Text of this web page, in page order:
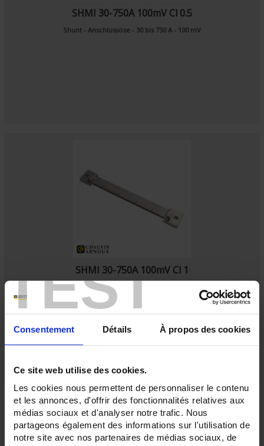
TEST
Consentement Détails À propos des cookies
Ce site web utilise des cookies.
Les cookies nous permettent de personnaliser le contenu
et les annonces, d'offrir des fonctionnalités relatives aux
médias sociaux et d'analyser notre trafic. Nous
partageons également des informations sur l'utilisation de
notre site avec nos partenaires de médias sociaux, de
SHMI 30-750A 100mV Cl 0.5
Shunt - Anschlussöse - 30 bis 750 A - 100 mV
SHMI 30-750A 100mV Cl 1
Shunt - Anschlussöse - 30 bis 750 A - 100 mV